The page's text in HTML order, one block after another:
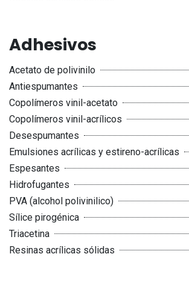
Adhesivos
Acetato de polivinilo
Antiespumantes
Copolímeros vinil-acetato
Copolímeros vinil-acrílicos
Desespumantes
Emulsiones acrílicas y estireno-acrílicas
Espesantes
Hidrofugantes
PVA (alcohol polivinilico)
Sílice pirogénica
Triacetina
Resinas acrílicas sólidas